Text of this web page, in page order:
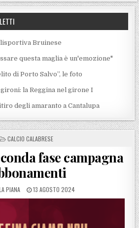
Bruinese
questa maglia è un'emozione"
di Porto Salvo”, le foto
la Reggina nel girone I
degli amaranto a Cantalupa
POSTED IN
CALCIO CALABRESE
fase campagna
BY
PIANA POSTED ON
13 AGOSTO 2024